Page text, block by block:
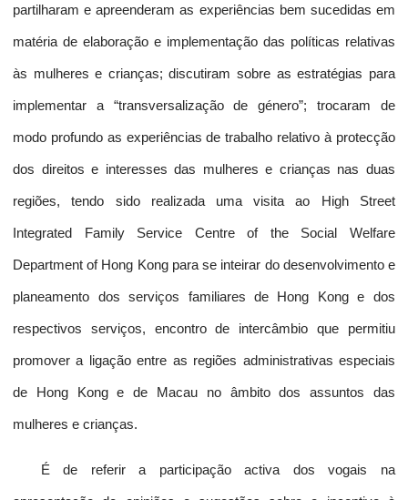
partilharam e apreenderam as experiências bem sucedidas em
matéria de elaboração e implementação das políticas relativas
às mulheres e crianças; discutiram sobre as estratégias para
implementar a “transversalização de género”; trocaram de
modo profundo as experiências de trabalho relativo à protecção
dos direitos e interesses das mulheres e crianças nas duas
regiões, tendo sido realizada uma visita ao High Street
Integrated Family Service Centre of the Social Welfare
Department of Hong Kong para se inteirar do desenvolvimento e
planeamento dos serviços familiares de Hong Kong e dos
respectivos serviços, encontro de intercâmbio que permitiu
promover a ligação entre as regiões administrativas especiais
de Hong Kong e de Macau no âmbito dos assuntos das
mulheres e crianças.
É de referir a participação activa dos vogais na